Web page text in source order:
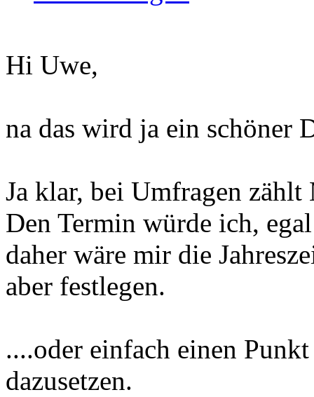
Hi Uwe,
na das wird ja ein schöner
Ja klar, bei Umfragen
Den Termin würde ich,
daher wäre mir die
aber festlegen.
....oder einfach einen
dazusetzen.